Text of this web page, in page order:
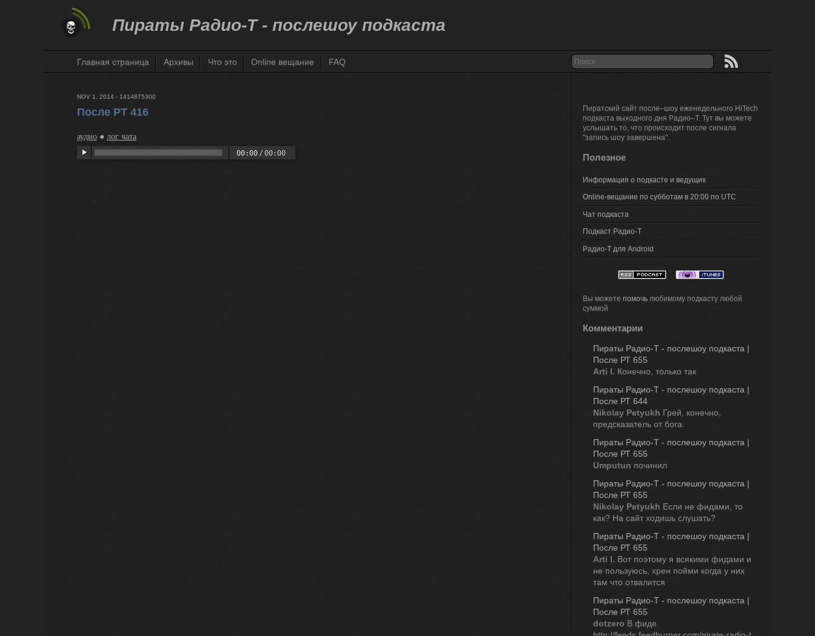
Пираты Радио-Т - послешоу подкаста
Главная страница Архивы Что это Online вещание FAQ
После РТ 416
NOV 1, 2014 - 1414875300
аудио ● лог чата
00:00 /00:00
Пиратский сайт после–шоу еженедельного HiTech
подкаста выходного дня Радио–Т. Тут вы можете
услышать то, что происходит после сигнала
"запись шоу завершена".
Полезное
Информация о подкасте и ведущих
Online-вещание по субботам в 20:00 по UTC
Чат подкаста
Подкаст Радио-Т
Радио-Т для Android
Вы можете помочь любимому подкасту любой
суммой
Комментарии
Пираты Радио-Т - послешоу подкаста |
После РТ 655
Arti I. Конечно, только так
Пираты Радио-Т - послешоу подкаста |
После РТ 644
Nikolay Petyukh Грей, конечно,
предсказатель от бога.
Пираты Радио-Т - послешоу подкаста |
После РТ 655
Umputun починил
Пираты Радио-Т - послешоу подкаста |
После РТ 655
Nikolay Petyukh Если не фидами, то
как? На сайт ходишь слушать?
Пираты Радио-Т - послешоу подкаста |
После РТ 655
Arti I. Вот поэтому я всякими фидами и
не пользуюсь, хрен пойми когда у них
там что отвалится
Пираты Радио-Т - послешоу подкаста |
После РТ 655
dotzero В фиде